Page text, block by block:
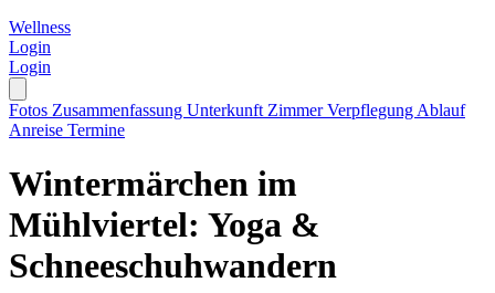
Wellness
Login
Login
Fotos Zusammenfassung Unterkunft ZimmerVerpflegung Ablauf
Anreise Termine
Wintermärchen im
Mühlviertel: Yoga &
Schneeschuhwandern